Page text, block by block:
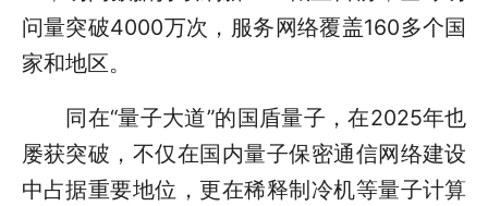
问量突破4000万次，服务网络覆盖160多个国
家和地区。
同在“量子大道”的国盾量子，在2025年也
屡获突破，不仅在国内量子保密通信网络建设
中占据重要地位，更在稀释制冷机等量子计算